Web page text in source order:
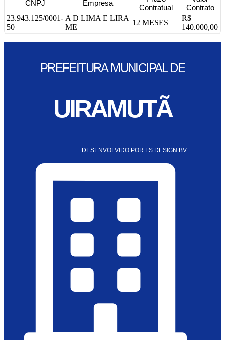
CNPJ Empresa
Contratual
Contrato
23.943.125/0001-
50
A D LIMA E LIRA
ME
12 MESES
R$
140.000,00
PREFEITURA MUNICIPAL DE
UIRAMUTÃ
DESENVOLVIDO POR FS DESIGN BV